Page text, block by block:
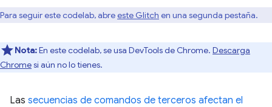
Para seguir este codelab, abreeste Glitch en una segunda pestaña.
Nota:En este codelab, se usa DevTools de Chrome. Descarga
Chromesi aún no lo tienes.
Las secuencias de comandos de terceros afectan el